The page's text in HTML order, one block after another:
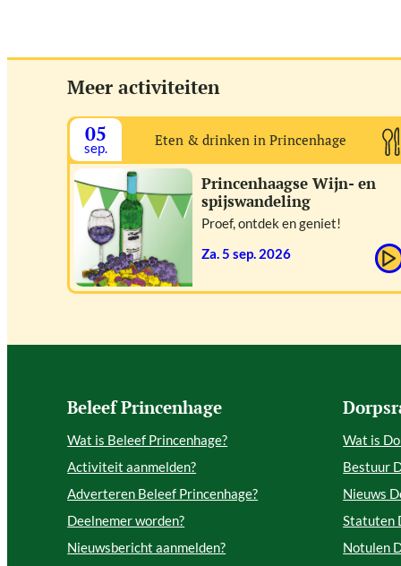
Meer activiteiten
05
sep. Eten & drinken in Princenhage
Princenhaagse Wijn- en
spijswandeling
Proef, ontdek en geniet!
za. 5 sep. 2026
Beleef Princenhage
Wat is Beleef Princenhage?
Activiteit aanmelden?
Adverteren Beleef Princenhage?
Deelnemer worden?
Nieuwsbericht aanmelden?
Wat is
Bestuur
Nieuws
Statuten
Notulen